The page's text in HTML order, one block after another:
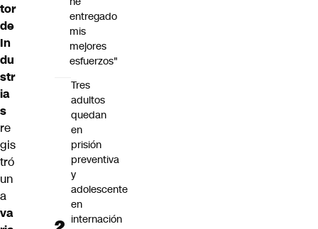
tor
de
In
du
str
ia
s
re
gis
tró
un
a
va
entregado
mis
mejores
esfuerzos"
Tres
adultos
quedan
en
prisión
preventiva
y
adolescente
en
internación